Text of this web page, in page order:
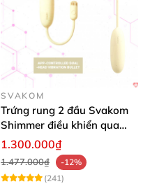
SVAKOM
Trứng rung 2 đầu Svakom
Shimmer điều khiển qua
App siêu kích thích
1.300.000₫
1.477.000₫
-12%
(241)